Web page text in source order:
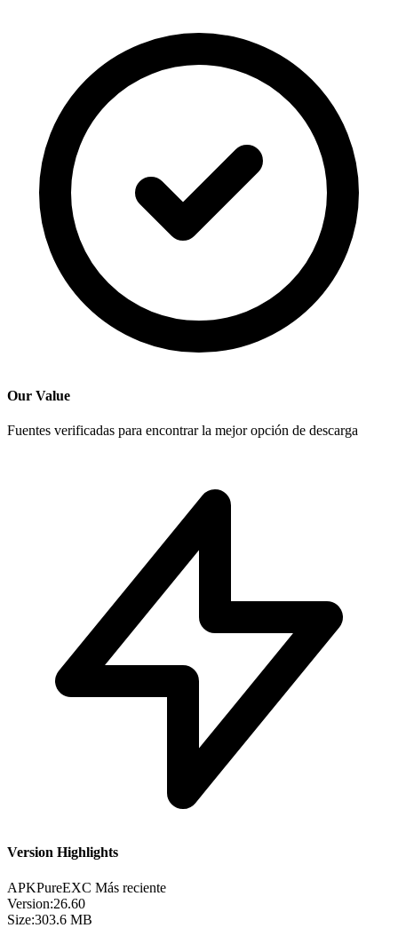
Our Value
Fuentes verificadas para encontrar la mejor opción de descarga
Version Highlights
APKPureEXC Más reciente
Version:26.60
Size:303.6 MB